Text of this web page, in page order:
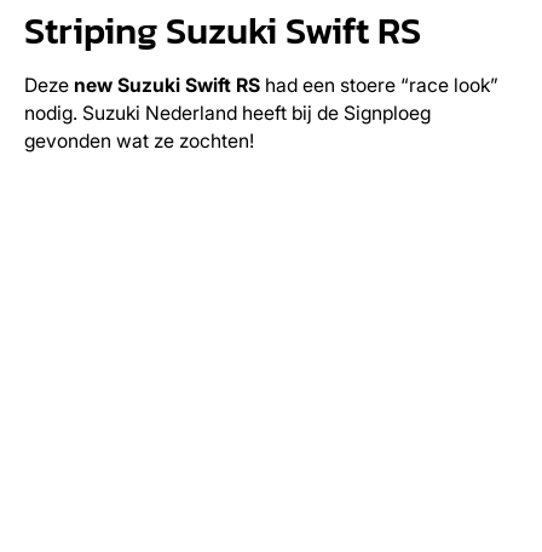
Striping Suzuki Swift RS
Deze new Suzuki Swift RShad een stoere “race look”
nodig. Suzuki Nederland heeft bij de Signploeg
gevonden wat ze zochten!